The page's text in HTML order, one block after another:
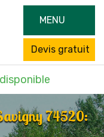
MENU
Devis gratuit
74520: